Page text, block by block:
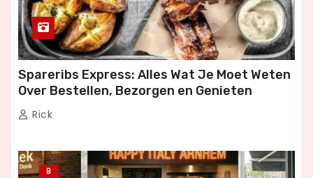
Spareribs Express: Alles Wat Je Moet Weten
Over Bestellen, Bezorgen en Genieten
Rick
B